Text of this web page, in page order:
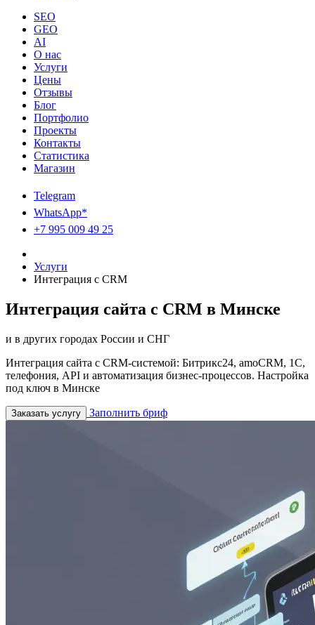
SEO
GEO
AI
О нас
Услуги
Цены
Отзывы
Блог
Портфолио
Проекты
Контакты
Статистика
Магазин
Telegram
WhatsApp*
+7 995 009 49 25
Услуги
Интеграция с CRM
Интеграция сайта с CRM в Минске
и в других городах России и СНГ
Интеграция сайта с CRM-системой: Битрикс24, amoCRM, 1С,
телефония, API и автоматизация бизнес-процессов. Настройка
под ключ в Минске
Заказать услугу Заполнить бриф